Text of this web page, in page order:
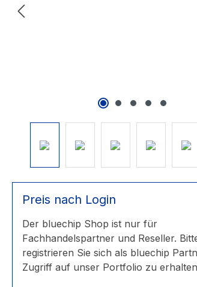
Preis nach Login
Der bluechip Shop ist nur für
Fachhandelspartner und Reseller.
registrieren Sie sich als bluechip
Zugriff auf unser Portfolio zu